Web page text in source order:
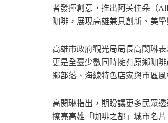
者發揮創意，推出阿芙佳朵（
咖啡，展現高雄兼具創新、美
高雄市政府觀光局局長高閔琳
更是全臺少數同時擁有原鄉咖
鄉部落、海線特色店家與市區
高閔琳指出，期盼讓更多民眾
擦亮高雄「咖啡之都」城市名